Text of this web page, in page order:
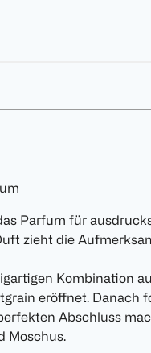
Parfum für
zieht die
Kombination
eröffnet. Danach
Abschluss
Moschus.